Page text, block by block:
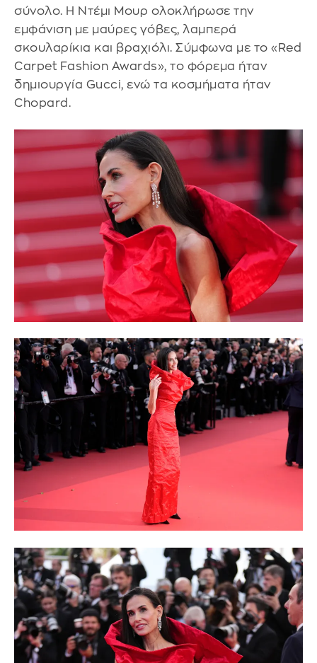
σύνολο. Η Ντέμι Μουρ ολοκλήρωσε την
εμφάνιση με μαύρες γόβες, λαμπερά
σκουλαρίκια και βραχιόλι. Σύμφωνα με το «Red
Carpet Fashion Awards», το φόρεμα ήταν
δημιουργία Gucci, ενώ τα κοσμήματα ήταν
Chopard.